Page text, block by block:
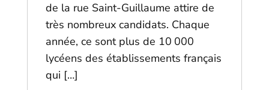
de la rue Saint-Guillaume attire de
très nombreux candidats. Chaque
année, ce sont plus de 10 000
lycéens des établissements français
qui […]